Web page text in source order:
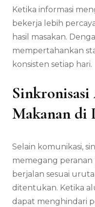
Ketika informasi
bekerja lebih
hasil masakan.
mempertahankan
konsisten setiap hari.
Makanan di
Selain komunikasi,
memegang peranan
berjalan sesuai
ditentukan. Ketika
dapat menghindari